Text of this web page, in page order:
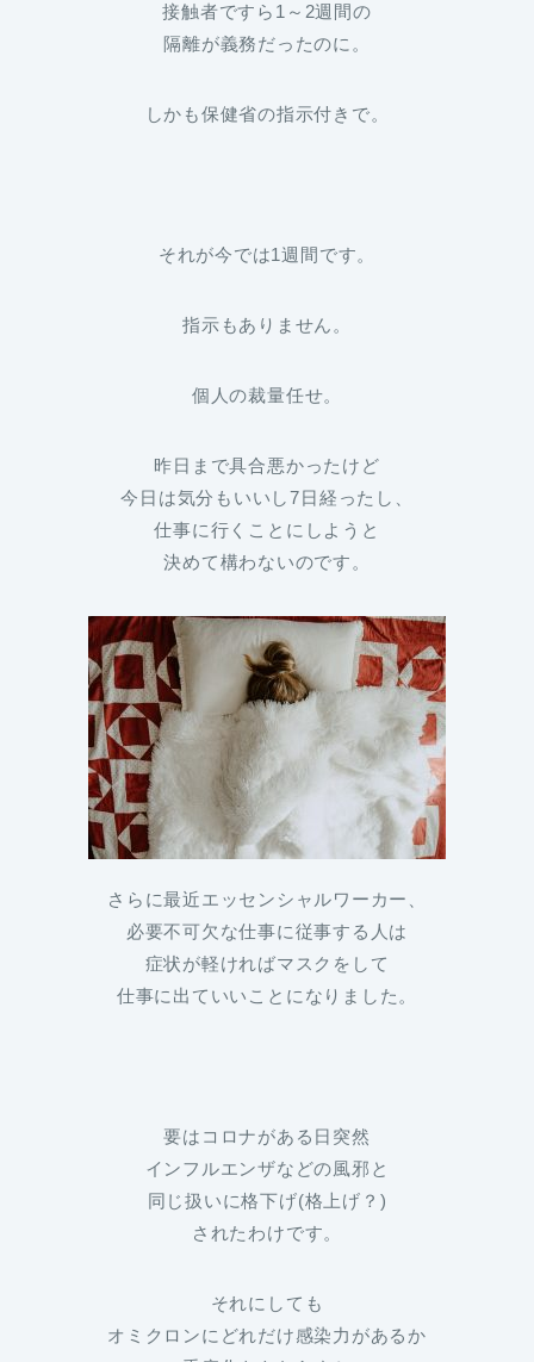
接触者ですら1～2週間の
隔離が義務だったのに。
しかも保健省の指示付きで。
それが今では1週間です。
指示もありません。
個人の裁量任せ。
昨日まで具合悪かったけど
今日は気分もいいし7日経ったし、
仕事に行くことにしようと
決めて構わないのです。
さらに最近エッセンシャルワーカー、
必要不可欠な仕事に従事する人は
症状が軽ければマスクをして
仕事に出ていいことになりました。
要はコロナがある日突然
インフルエンザなどの風邪と
同じ扱いに格下げ(格上げ？)
されたわけです。
それにしても
オミクロンにどれだけ感染力があるか